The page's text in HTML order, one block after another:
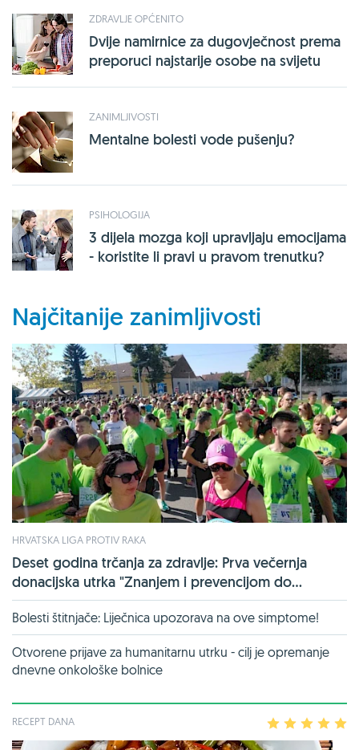
ZDRAVLJE OPĆENITO
Dvije namirnice za dugovječnost prema
preporuci najstarije osobe na svijetu
ZANIMLJIVOSTI
Mentalne bolesti vode pušenju?
PSIHOLOGIJA
3 dijela mozga koji upravljaju emocijama
- koristite li pravi u pravom trenutku?
Najčitanije zanimljivosti
HRVATSKA LIGA PROTIV RAKA
Deset godina trčanja za zdravlje: Prva večernja
donacijska utrka "Znanjem i prevencijom do...
Bolesti štitnjače: Liječnica upozorava na ove simptome!
Otvorene prijave za humanitarnu utrku - cilj je opremanje
dnevne onkološke bolnice
RECEPT DANA 2 3 4